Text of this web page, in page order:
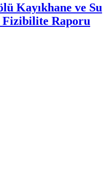
Kayıkhane ve Su
Fizibilite Raporu